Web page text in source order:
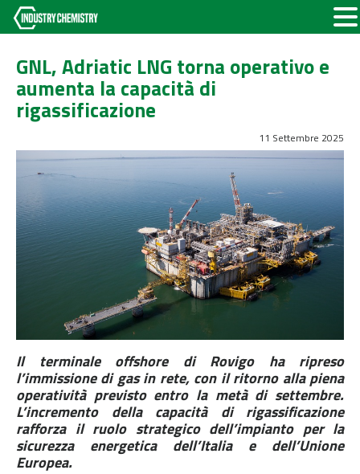
GNL, Adriatic LNG torna operativo e
aumenta la capacità di
rigassificazione
11 Settembre 2025
Il terminale offshore di Rovigo ha ripreso
l’immissione di gas in rete, con il ritorno alla piena
operatività previsto entro la metà di settembre.
L’incremento della capacità di rigassificazione
rafforza il ruolo strategico dell’impianto per la
sicurezza energetica dell’Italia e dell’Unione
Europea.